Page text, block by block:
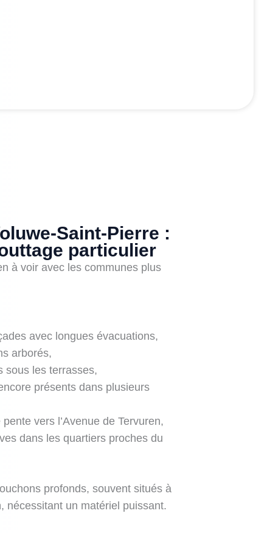
:
particulier
à voir avec les communes plus
avec longues évacuations,
arborés,
sous les terrasses,
présents dans plusieurs
vers l’Avenue de Tervuren,
dans les quartiers proches du
profonds, souvent situés à
nécessitant un matériel puissant.